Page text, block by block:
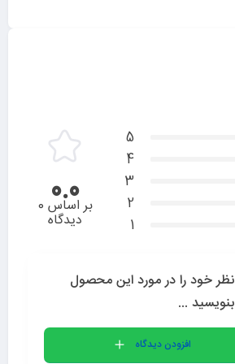
5
4
3
2
1
0.0 بر اساس 0
دیدگاه
نظر خود را در مورد این محصول
بنویسید ...
افزودن دیدگاه